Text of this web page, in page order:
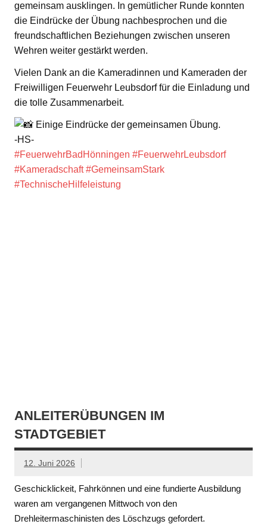
gemeinsam ausklingen. In gemütlicher Runde konnten
die Eindrücke der Übung nachbesprochen und die
freundschaftlichen Beziehungen zwischen unseren
Wehren weiter gestärkt werden.
Vielen Dank an die Kameradinnen und Kameraden der
Freiwilligen Feuerwehr Leubsdorf für die Einladung und
die tolle Zusammenarbeit.
Einige Eindrücke der gemeinsamen Übung.
-HS-
#FeuerwehrBadHönningen #FeuerwehrLeubsdorf
#Kameradschaft #GemeinsamStark
#TechnischeHilfeleistung
ANLEITERÜBUNGEN IM
STADTGEBIET
12. Juni 2026
Geschicklickeit, Fahrkönnen und eine fundierte Ausbildung
waren am vergangenen Mittwoch von den
Drehleitermaschinisten des Löschzugs gefordert.